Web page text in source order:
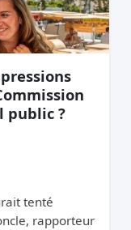
public ?
tenté
rapporteur